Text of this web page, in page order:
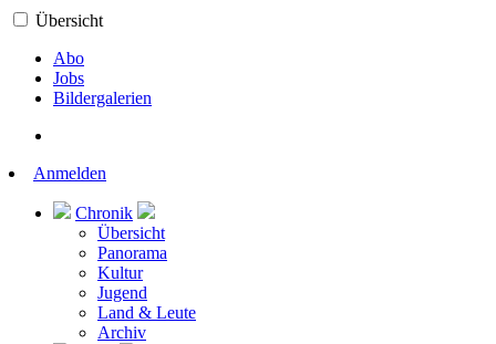
Übersicht
Abo
Jobs
Bildergalerien
Anmelden
Chronik
Übersicht
Panorama
Kultur
Jugend
Land & Leute
Archiv